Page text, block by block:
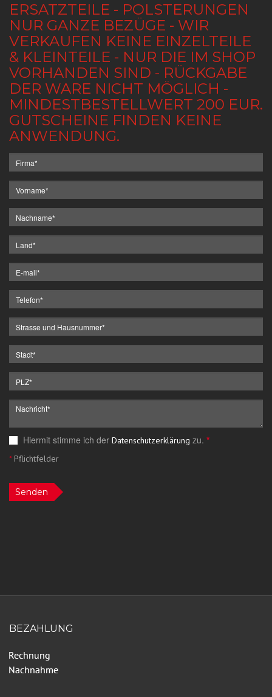
ERSATZTEILE - POLSTERUNGEN
NUR GANZE BEZÜGE - WIR
VERKAUFEN KEINE EINZELTEILE
& KLEINTEILE - NUR DIE IM SHOP
VORHANDEN SIND - RÜCKGABE
DER WARE NICHT MÖGLICH -
MINDESTBESTELLWERT 200 EUR.
GUTSCHEINE FINDEN KEINE
ANWENDUNG.
Hiermit stimme ich der Datenschutzerklärung zu. *
*Pflichtfelder
Senden
BEZAHLUNG